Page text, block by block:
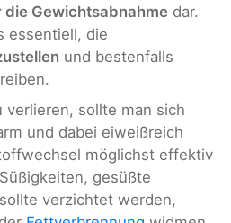
Gewichtsabnahme dar.
essentiell, die
und bestenfalls
verlieren, sollte man sich
und dabei eiweißreich
möglichst effektiv
gesüßte
verzichtet werden,